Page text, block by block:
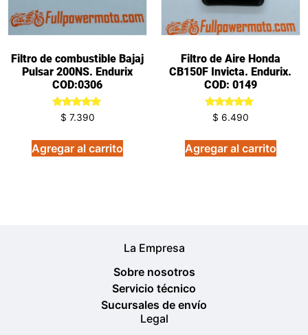
Filtro de combustible Bajaj
Pulsar 200NS. Endurix
COD:0306
Valorado
en
de 5
$ 7.390
Agregar al carrito
Filtro de Aire Honda
CB150F Invicta. Endurix.
COD: 0149
Valorado
en
de 5
$ 6.490
Agregar al carrito
La Empresa
Sobre nosotros
Servicio técnico
Sucursales de envío
Legal